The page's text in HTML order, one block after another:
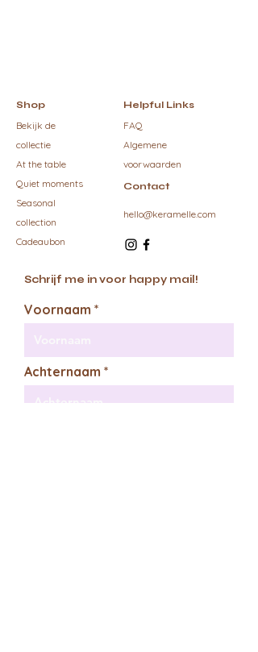
Shop
Bekijk de
collectie
At the table
Quiet moments
Seasonal
collection
Cadeaubon
Helpful Links
FAQ
Algemene
voorwaarden
Contact
hello@keramelle.com
Schrijf me in voor happy mail!
Voornaam
Achternaam